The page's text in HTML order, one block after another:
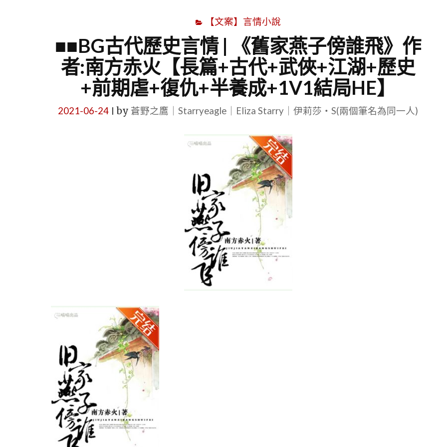
【文案】言情小說
■■BG古代歷史言情 | 《舊家燕子傍誰飛》作
者:南方赤火【長篇+古代+武俠+江湖+歷史
+前期虐+復仇+半養成+1V1結局HE】
2021-06-24 by 蒼野之鷹｜Starryeagle｜Eliza Starry｜伊莉莎・S(兩個筆名為同一人)